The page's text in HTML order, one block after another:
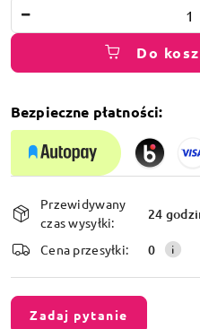
Do
Bezpieczne płatności:
i
dostawa
Przewidywany
czas wysyłki:
24
Cena przesyłki: 0
Zadaj pytanie